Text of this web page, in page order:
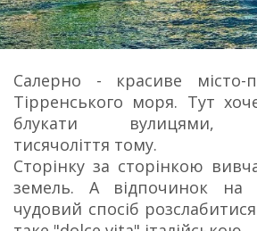
Салерно - красиве місто-
Тірренського моря. Тут
блукати вулицями,
тисячоліття тому.
Сторінку за сторінкою
земель. А відпочинок на
чудовий спосіб